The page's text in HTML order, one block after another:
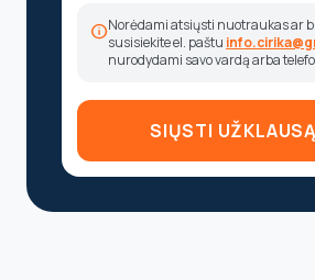
infoNorėdami atsiųsti nuotraukas ar
susisiekite el. paštu
nurodydami savo vardą arba
SIŲSTI UŽKLAUSĄ